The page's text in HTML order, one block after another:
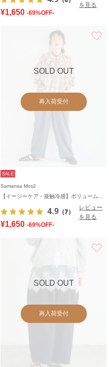
を見る
¥1,650 -69%OFF-
SOLD OUT
再入荷受付
SALE
Samansa Mos2
4.9 （7）
レビュー
を見る
¥1,650 -69%OFF-
SOLD OUT
再入荷受付